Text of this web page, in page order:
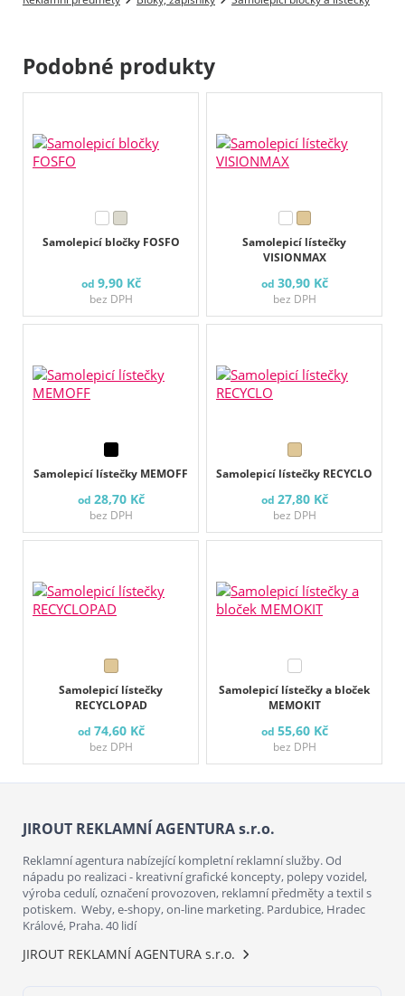
Podobné produkty
Samolepicí bločky FOSFO
od 9,90 Kč
bez DPH
Samolepicí lístečky
VISIONMAX
od 30,90 Kč
bez DPH
Samolepicí lístečky MEMOFF
od 28,70 Kč
bez DPH
Samolepicí lístečky RECYCLO
od 27,80 Kč
bez DPH
Samolepicí lístečky
RECYCLOPAD
od 74,60 Kč
bez DPH
Samolepicí lístečky a bloček
MEMOKIT
od 55,60 Kč
bez DPH
JIROUT REKLAMNÍ AGENTURA s.r.o.
Reklamní agentura nabízející kompletní reklamní služby. Od
nápadu po realizaci - kreativní grafické koncepty, polepy vozidel,
výroba cedulí, označení provozoven, reklamní předměty a textil s
potiskem. Weby, e-shopy, on-line marketing. Pardubice, Hradec
Králové, Praha. 40 lidí
JIROUT REKLAMNÍ AGENTURA s.r.o.